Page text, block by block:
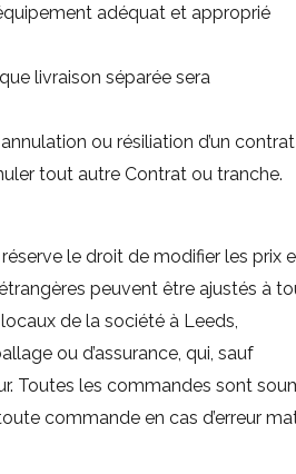
adéquat et approprié
livraison séparée sera
ou résiliation d’un
tout autre Contrat ou tranche.
le droit de modifier les prix
peuvent être ajustés à
de la société à Leeds,
ou d’assurance, qui, sauf
Toutes les commandes sont
commande en cas d’erreur